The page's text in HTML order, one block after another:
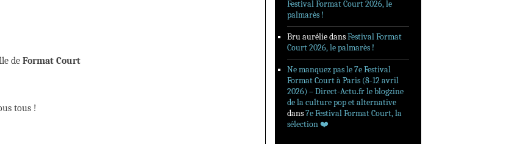
de Format Court
tous !
Festival Format Court 2026, le
palmarès !
Bru auréliedansFestival Format
Court 2026, le palmarès !
Ne manquez pas le 7e Festival
Format Court à Paris (8-12 avril
2026) – Direct-Actu.fr le blogzine
de la culture pop et alternative
dans7e Festival Format Court, la
sélection ❤️‍